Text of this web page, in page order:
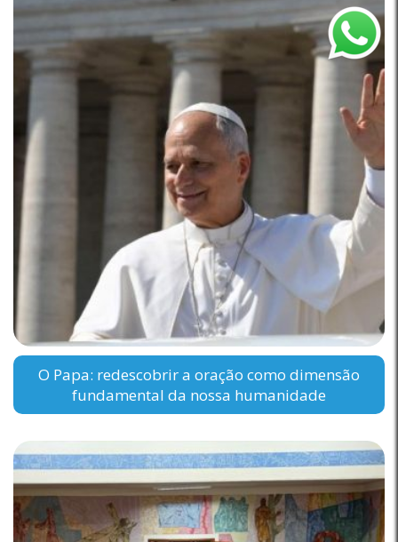
O Papa: redescobrir a oração como dimensão
fundamental da nossa humanidade